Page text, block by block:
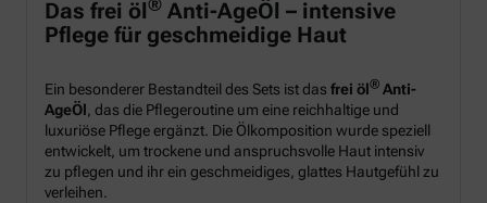
Das frei öl® Anti-AgeÖl – intensive
Pflege für geschmeidige Haut
Ein besonderer Bestandteil des Sets ist das frei öl® Anti-
AgeÖl, das die Pflegeroutine um eine reichhaltige und
luxuriöse Pflege ergänzt. Die Ölkomposition wurde speziell
entwickelt, um trockene und anspruchsvolle Haut intensiv
zu pflegen und ihr ein geschmeidiges, glattes Hautgefühl zu
verleihen.